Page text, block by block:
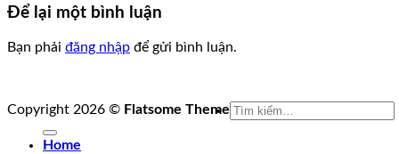
Để lại một bình luận
Bạn phải đăng nhập để gửi bình luận.
Copyright 2026 © Flatsome Theme Tìm
Home